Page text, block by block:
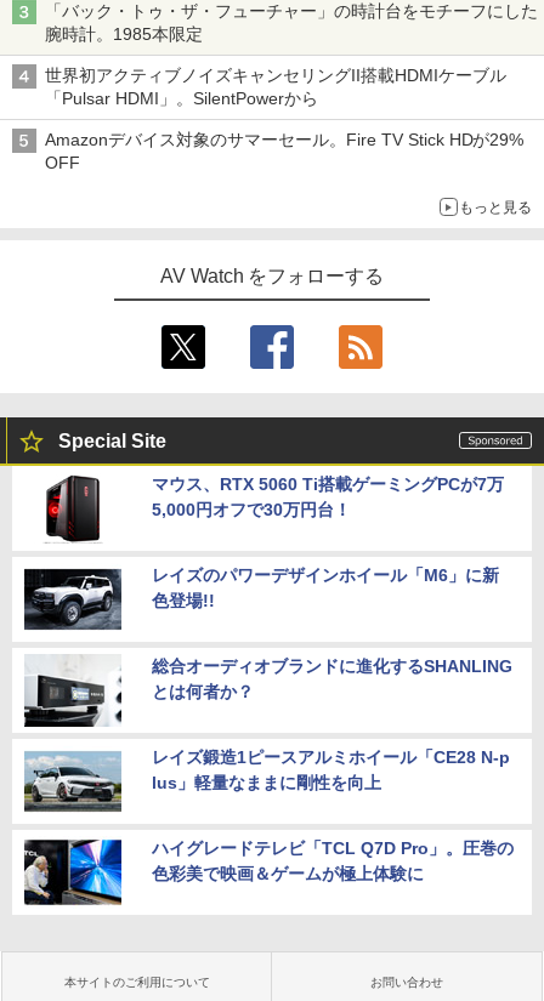
「バック・トゥ・ザ・フューチャー」の時計台をモチーフにした
腕時計。1985本限定
世界初アクティブノイズキャンセリングII搭載HDMIケーブル
「Pulsar HDMI」。SilentPowerから
Amazonデバイス対象のサマーセール。Fire TV Stick HDが29%
OFF
もっと見る
AV Watch をフォローする
Special Site
マウス、RTX 5060 Ti搭載ゲーミングPCが7万
5,000円オフで30万円台！
レイズのパワーデザインホイール「M6」に新
色登場!!
総合オーディオブランドに進化するSHANLING
とは何者か？
レイズ鍛造1ピースアルミホイール「CE28 N-p
lus」軽量なままに剛性を向上
ハイグレードテレビ「TCL Q7D Pro」。圧巻の
色彩美で映画＆ゲームが極上体験に
本サイトのご利用について お問い合わせ